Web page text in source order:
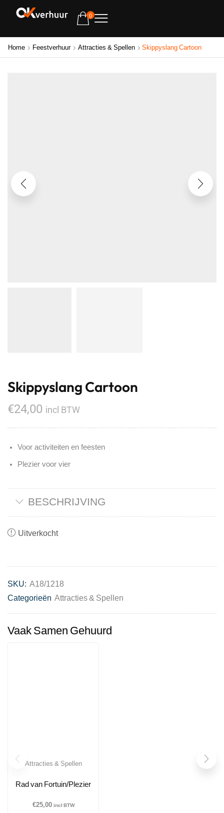
0
Home Feestverhuur Attracties & Spellen Skippyslang Cartoon
Skippyslang Cartoon
€24,00 incl BTW
Voor activiteiten en feesten
Plezier voor vier
BESCHRIJVING
Uitverkocht
SKU: A18/1218
Categorieën Attracties & Spellen
Vaak Samen Gehuurd
Attracties & Spellen
Rad van Fortuin/Plezier
€25,00 incl BTW